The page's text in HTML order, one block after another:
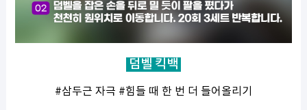
덤벨 킥백
#삼두근 자극 #힘들 때 한 번 더 들어올리기